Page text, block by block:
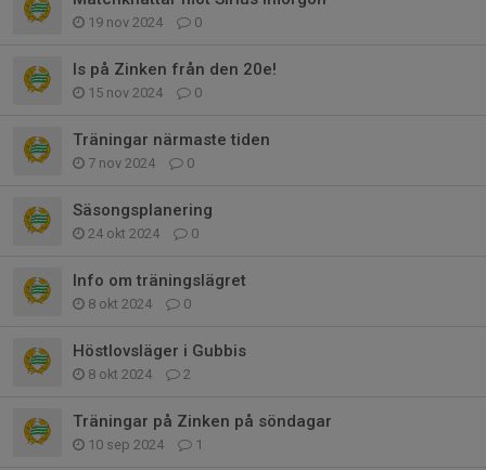
19 nov 2024 0
Is på Zinken från den 20e!
15 nov 2024 0
Träningar närmaste tiden
7 nov 2024 0
Säsongsplanering
24 okt 2024 0
Info om träningslägret
8 okt 2024 0
Höstlovsläger i Gubbis
8 okt 2024 2
Träningar på Zinken på söndagar
10 sep 2024 1